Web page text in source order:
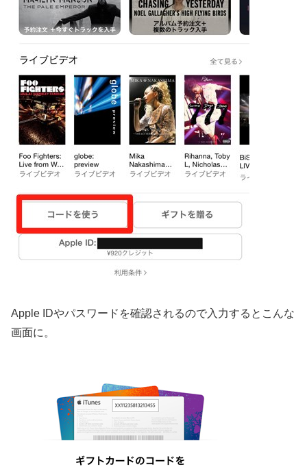
Apple IDやパスワードを確認されるので入力するとこんな
画面に。